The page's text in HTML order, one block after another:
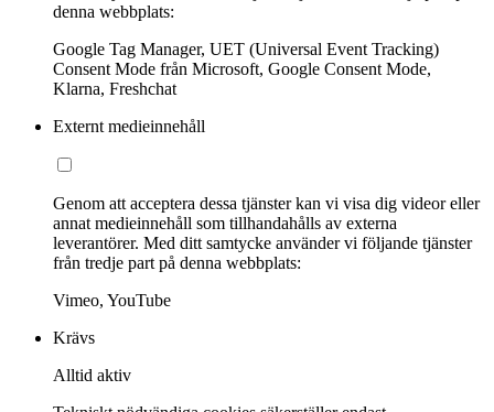
denna webbplats:
Google Tag Manager, UET (Universal Event Tracking)
Consent Mode från Microsoft, Google Consent Mode,
Klarna, Freshchat
Externt medieinnehåll
Genom att acceptera dessa tjänster kan vi visa dig videor eller
annat medieinnehåll som tillhandahålls av externa
leverantörer. Med ditt samtycke använder vi följande tjänster
från tredje part på denna webbplats:
Vimeo, YouTube
Krävs
Alltid aktiv